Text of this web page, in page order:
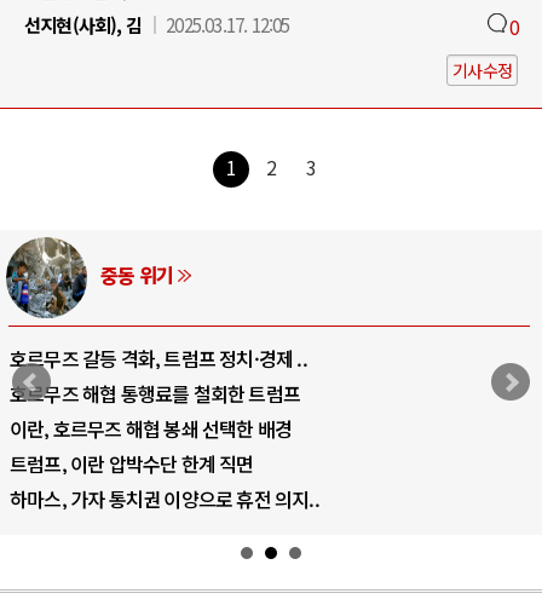
선지현(사회), 김
2025.03.17. 12:05 0
기사수정
1 2 3
중국 AI, 저가 공세로 글로벌 토큰 시..
AI 국부펀드 구상 놓고 미국 진보진영 ..
AI 데이터센터 반대 투쟁은 새로운 글로..
AI의 숨은 환경 비용: 데이터센터 확산..
AI는 어떻게 미국 민주주의를 잠식하고 ..